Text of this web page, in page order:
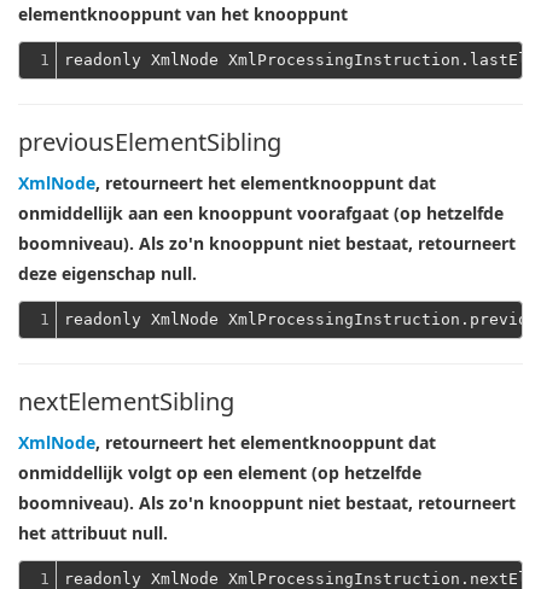
elementknooppunt van het knooppunt
1
previousElementSibling
XmlNode, retourneert het elementknooppunt dat
onmiddellijk aan een knooppunt voorafgaat (op hetzelfde
boomniveau). Als zo'n knooppunt niet bestaat, retourneert
deze eigenschap null.
1
nextElementSibling
XmlNode, retourneert het elementknooppunt dat
onmiddellijk volgt op een element (op hetzelfde
boomniveau). Als zo'n knooppunt niet bestaat, retourneert
het attribuut null.
1